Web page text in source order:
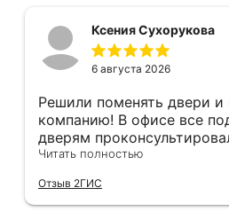
Ксения Сухорукова
6 августа 2026
Решили поменять двери и
компанию! В офисе все подсказали и по
дверям
фурнитуре. Анастасия
Монтаж быстро,
Сергея прямо
Читать полностью
Отзыв 2ГИС